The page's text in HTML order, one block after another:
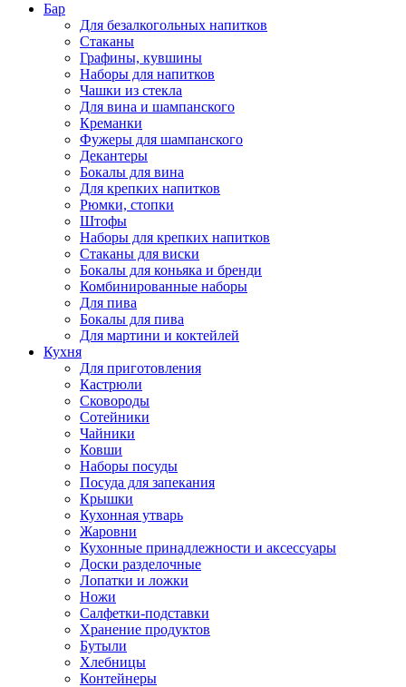
Бар
Для безалкогольных напитков
Стаканы
Графины, кувшины
Наборы для напитков
Чашки из стекла
Для вина и шампанского
Креманки
Фужеры для шампанского
Декантеры
Бокалы для вина
Для крепких напитков
Рюмки, стопки
Штофы
Наборы для крепких напитков
Стаканы для виски
Бокалы для коньяка и бренди
Комбинированные наборы
Для пива
Бокалы для пива
Для мартини и коктейлей
Кухня
Для приготовления
Кастрюли
Сковороды
Сотейники
Чайники
Ковши
Наборы посуды
Посуда для запекания
Крышки
Кухонная утварь
Жаровни
Кухонные принадлежности и аксессуары
Доски разделочные
Лопатки и ложки
Ножи
Салфетки-подставки
Хранение продуктов
Бутыли
Хлебницы
Контейнеры